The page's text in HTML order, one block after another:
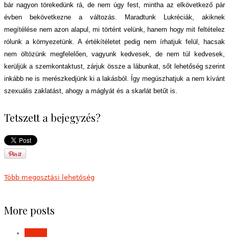
bár nagyon törekedünk rá, de nem úgy fest, mintha az elkövetkező pár
évben bekövetkezne a változás.
Maradtunk Lukréciák, akiknek
megítélése nem azon alapul, mi történt velünk, hanem hogy mit feltételez
rólunk a környezetünk. A értékítéletet pedig nem írhatjuk felül, hacsak
nem öltözünk megfelelően, vagyunk kedvesek, de nem túl kedvesek,
kerüljük a szemkontaktust, zárjuk össze a lábunkat, sőt lehetőség szerint
inkább ne is merészkedjünk ki a lakásból. Így megúszhatjuk a nem kívánt
szexuális zaklatást, ahogy a máglyát és a skarlát betűt is.
Tetszett a bejegyzés?
Több megosztási lehetőség
More posts